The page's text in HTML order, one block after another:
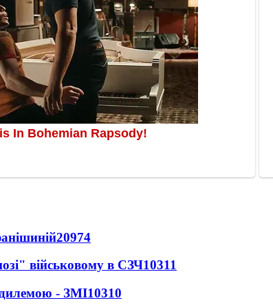
20974
військовому в СЗЧ10311
дилемою - ЗМІ10310